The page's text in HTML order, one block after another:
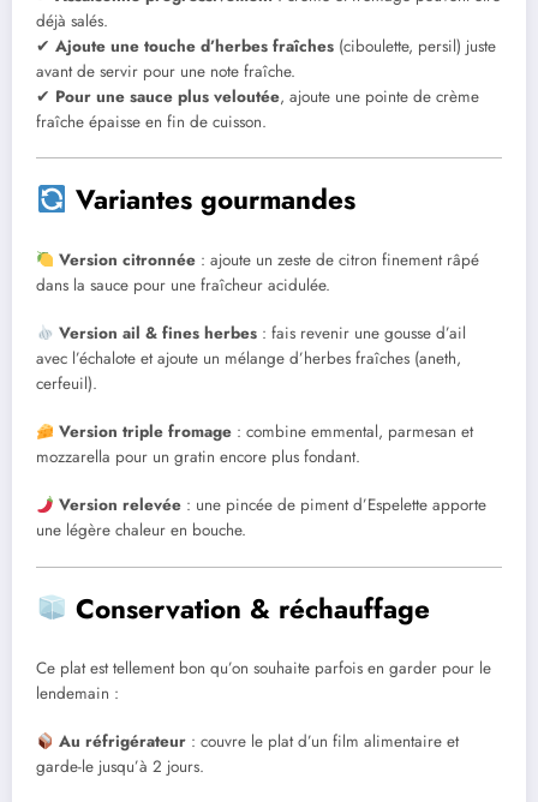
déjà salés.
✔ Ajoute une touche d’herbes fraîches (ciboulette, persil) juste
avant de servir pour une note fraîche.
✔ Pour une sauce plus veloutée, ajoute une pointe de crème
fraîche épaisse en fin de cuisson.
Variantes gourmandes
Version citronnée : ajoute un zeste de citron finement râpé
dans la sauce pour une fraîcheur acidulée.
Version ail & fines herbes : fais revenir une gousse d’ail
avec l’échalote et ajoute un mélange d’herbes fraîches (aneth,
cerfeuil).
Version triple fromage : combine emmental, parmesan et
mozzarella pour un gratin encore plus fondant.
Version relevée : une pincée de piment d’Espelette apporte
une légère chaleur en bouche.
Conservation & réchauffage
Ce plat est tellement bon qu’on souhaite parfois en garder pour le
lendemain :
Au réfrigérateur : couvre le plat d’un film alimentaire et
garde-le jusqu’à 2 jours.